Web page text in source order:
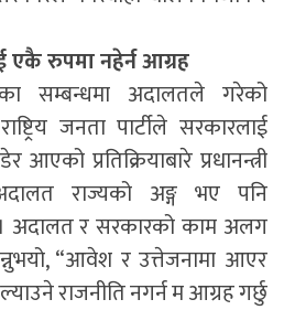
रुपमा नहेर्न आग्रह
सम्बन्धमा अदालतले गरेको
जनता पार्टीले सरकारलाई
प्रतिक्रियाबारे प्रधानन्त्री
राज्यको अङ्ग भए पनि
अदालत र सरकारको काम अलग
“आवेश र उत्तेजनामा आएर
राजनीति नगर्न म आग्रह गर्छु